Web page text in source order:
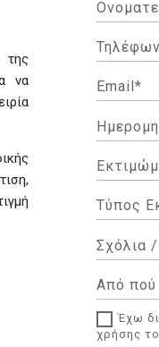
της
να
Έχω
χρήσης